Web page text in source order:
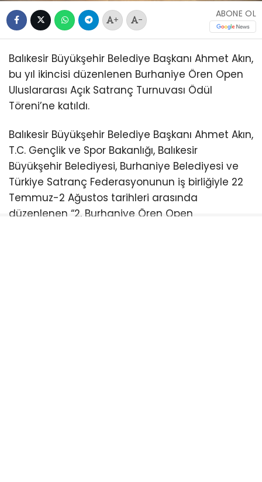
+ -
ABONE OL
Balıkesir Büyükşehir Belediye Başkanı Ahmet Akın,
bu yıl ikincisi düzenlenen Burhaniye Ören Open
Uluslararası Açık Satranç Turnuvası Ödül
Töreni’ne katıldı.
Balıkesir Büyükşehir Belediye Başkanı Ahmet Akın,
T.C. Gençlik ve Spor Bakanlığı, Balıkesir
Büyükşehir Belediyesi, Burhaniye Belediyesi ve
Türkiye Satranç Federasyonunun iş birliğiyle 22
Temmuz-2 Ağustos tarihleri arasında
düzenlenen “2. Burhaniye Ören Open